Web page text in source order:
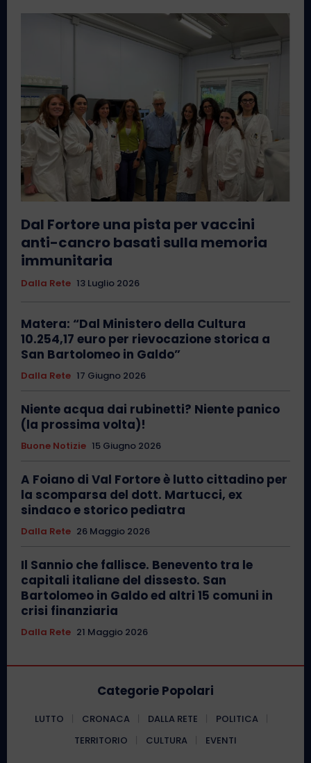
Dal Fortore una pista per vaccini
anti-cancro basati sulla memoria
immunitaria
Dalla Rete 13 Luglio 2026
Matera: “Dal Ministero della Cultura
10.254,17 euro per rievocazione storica a
San Bartolomeo in Galdo”
Dalla Rete 17 Giugno 2026
Niente acqua dai rubinetti? Niente panico
(la prossima volta)!
Buone Notizie 15 Giugno 2026
A Foiano di Val Fortore è lutto cittadino per
la scomparsa del dott. Martucci, ex
sindaco e storico pediatra
Dalla Rete 26 Maggio 2026
Il Sannio che fallisce. Benevento tra le
capitali italiane del dissesto. San
Bartolomeo in Galdo ed altri 15 comuni in
crisi finanziaria
Dalla Rete 21 Maggio 2026
Categorie Popolari
LUTTO CRONACA DALLA RETE
POLITICA
TERRITORIO
CULTURA EVENTI